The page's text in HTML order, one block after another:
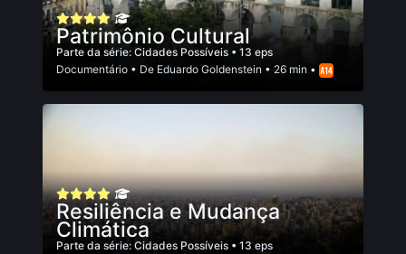
Patrimônio Cultural
Parte da série: Cidades Possíveis • 13 eps
Documentário • De Eduardo Goldenstein • 26 min •
Resiliência e Mudança
Climática
Parte da série: Cidades Possíveis • 13 eps